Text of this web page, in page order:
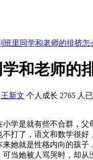
班里同学和老师的排挤怎
和老师的
王新文 个人成长 2765 人
学是就有些不合群，
不打了，语文和数学很
来她就是性格内向的孩
当她被人骂哭时，却